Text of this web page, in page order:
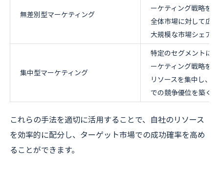
無差別型マーケティング
ーケティング戦略を
全体市場に対して広
大規模な市場シェア
集中型マーケティング
特定のセグメントに
ーケティング戦略を
リソースを集中し、
での競争優位を築く。
これらの手法を適切に活用することで、自社のリソース
を効率的に配分し、ターゲット市場での成功確率を高め
ることができます。